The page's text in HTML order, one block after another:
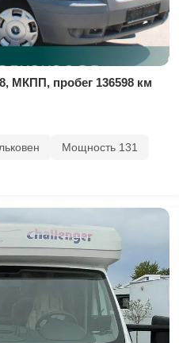
МКПП, пробег 136598 км
Мощность 131